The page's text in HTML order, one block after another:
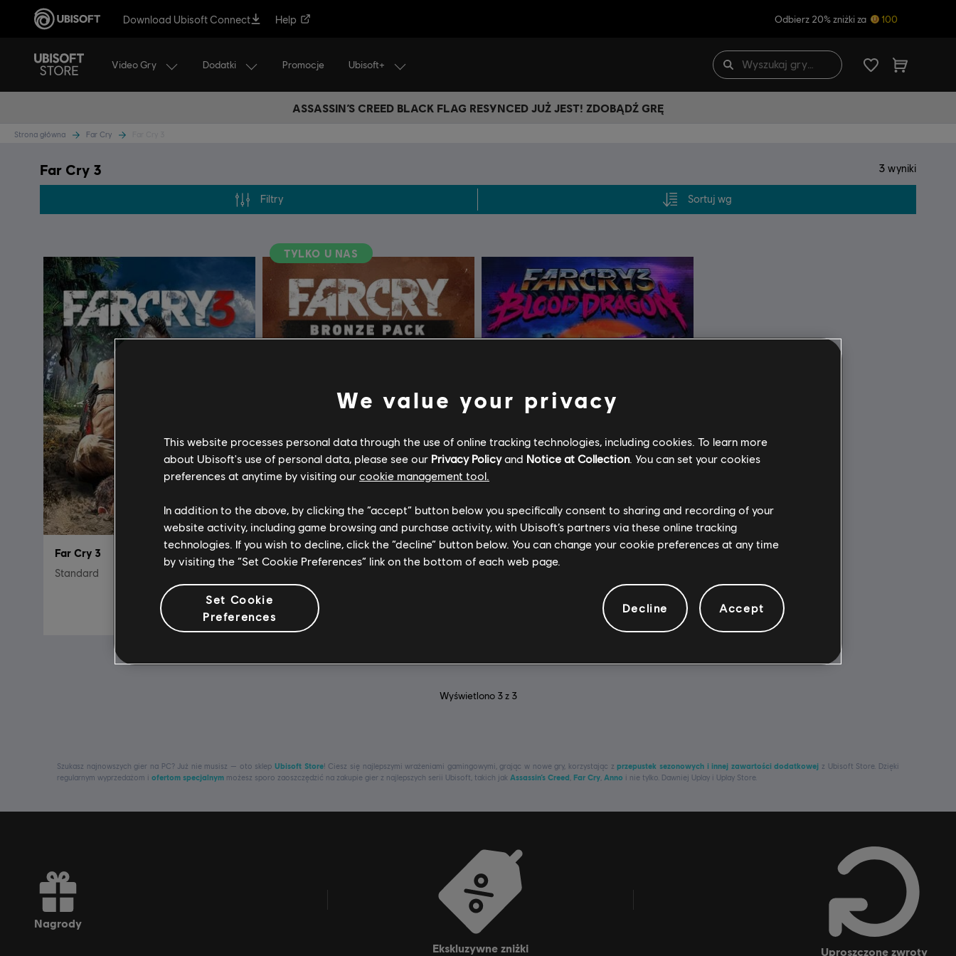
Download Ubisoft Connect Help Odbierz 20% zniżki za 100
Video Gry Dodatki Promocje Ubisoft+
ASSASSIN’S CREED BLACK FLAG RESYNCED JUŻ JEST! ZDOBĄDŹ GRĘ
Strona główna Far Cry
Far Cry 3 3 wyniki
Filtry Sortuj wg
Far Cry 3
Standard
19,99 €
TYLKO U NAS
Far Cry FARCRY 3 Blood Dragon
14,99 €
Wyświetlono 3z 3
Szukasz najnowszych gier na PC? Już nie musisz — oto sklep Ubisoft Store! Ciesz się najlepszymi wrażeniami gamingowymi, grając w nowe gry, korzystając zprzepustek sezonowych i innej zawartości dodatkowej z Ubisoft Store. Dzięki
regularnym wyprzedażom i ofertom specjalnym możesz sporo zaoszczędzić na zakupie gier z najlepszych serii Ubisoft, takich jak Assassin’s Creed Far Cry Anno i nie tylko. Dawniej Uplay i Uplay Store.
nagrody
ekskluzywne zniżki
uproszczone zwroty
We value your privacy
This website processes personal data through the use of online tracking technologies, including cookies. To learn more
about Ubisoft's use of personal data, please see our Privacy Policyand Notice at Collection. You can set your cookies
preferences at anytime by visiting our cookie management tool.
In addition to the above, by clicking the “accept” button below you specifically consent to sharing and recording of your
website activity, including game browsing and purchase activity, with Ubisoft’s partners via these online tracking
technologies. If you wish to decline, click the “decline” button below. You can change your cookie preferences at any time
by visiting the “Set Cookie Preferences” link on the bottom of each web page.
Set Cookie
Preferences
Decline Accept